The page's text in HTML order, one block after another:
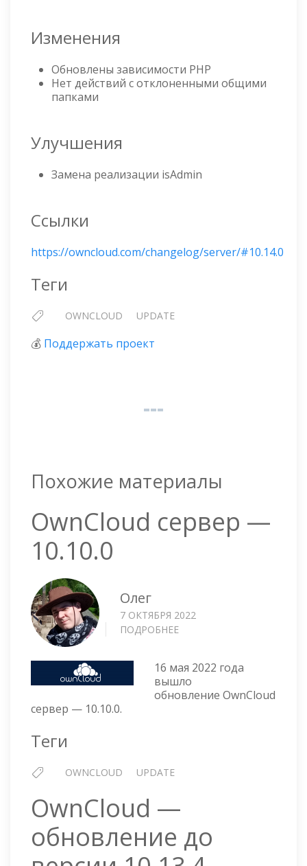
Изменения
Обновлены зависимости PHP
Нет действий с отклоненными общими
папками
Улучшения
Замена реализации isAdmin
Ссылки
https://owncloud.com/changelog/server/#10.14.0
Теги
OWNCLOUD UPDATE
💰 Поддержать проект
Похожие материалы
OwnCloud сервер —
10.10.0
Олег
7 ОКТЯБРЯ 2022
ПОДРОБНЕЕ
—
10.10.0
16 мая 2022 года
вышло
обновление OwnCloud
сервер — 10.10.0.
Теги
OWNCLOUD UPDATE
OwnCloud —
обновление до